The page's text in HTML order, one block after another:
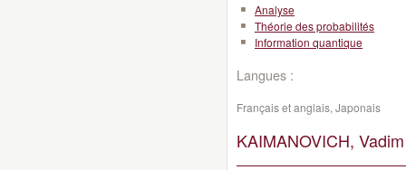
Analyse
Théorie des probabilités
Information quantique
Langues :
Français et anglais, Japonais
KAIMANOVICH,